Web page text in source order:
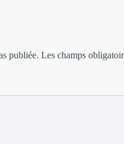
publiée. Les champs